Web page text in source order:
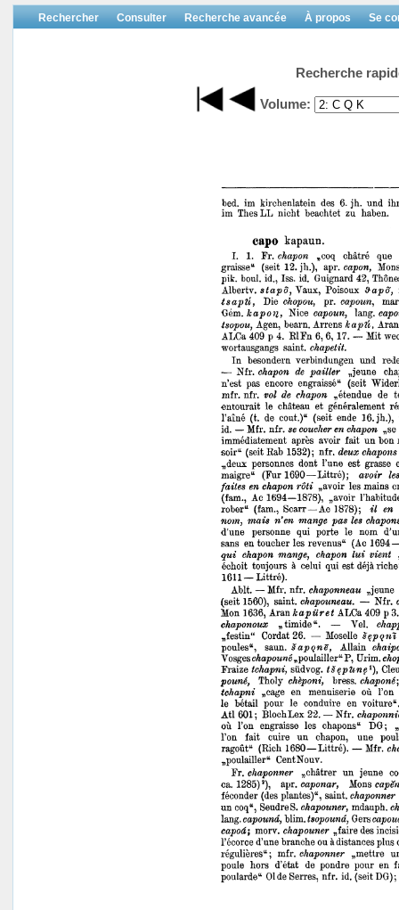
Rechercher Consulter Recherche avancée À propos Se
Recherche
Volume: